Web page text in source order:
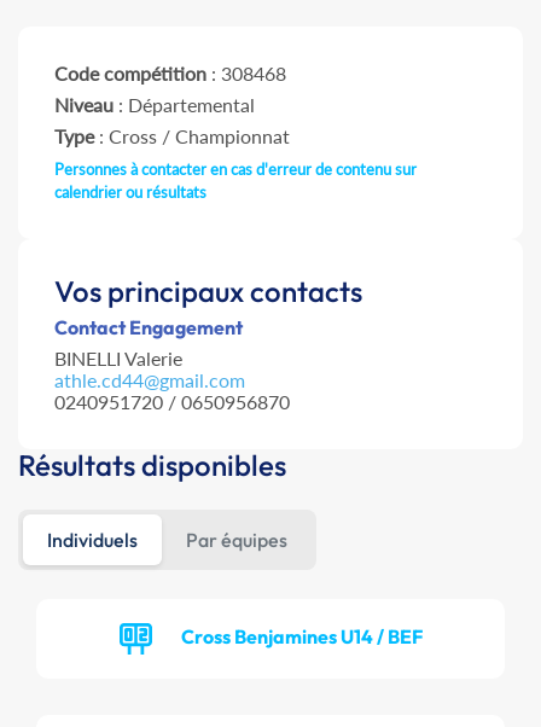
Code compétition : 308468
Niveau : Départemental
Type: Cross / Championnat
Personnes à contacter en cas d'erreur de contenu sur
calendrier ou résultats
Vos principaux contacts
Contact Engagement
BINELLI Valerie
athle.cd44@gmail.com
0240951720 / 0650956870
Résultats disponibles
Individuels Par équipes
Cross Benjamines U14 / BEF